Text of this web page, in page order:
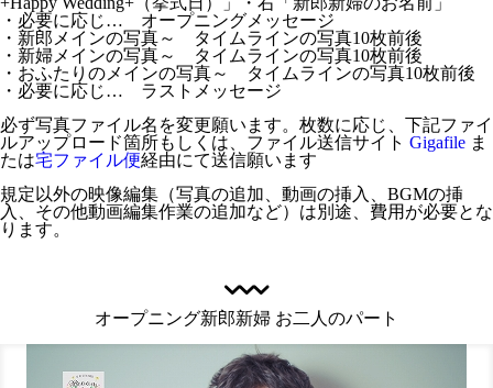
・必要に応じ… オープニングメッセージ
・新郎メインの写真～ タイムラインの写真10枚前後
・新婦メインの写真～ タイムラインの写真10枚前後
・おふたりのメインの写真～ タイムラインの写真10枚前後
・必要に応じ… ラストメッセージ
必ず写真ファイル名を変更願います。枚数に応じ、下記ファイ
ルアップロード箇所もしくは、ファイル送信サイト Gigafile ま
たは宅ファイル便経由にて送信願います
規定以外の映像編集（写真の追加、動画の挿入、BGMの挿
入、その他動画編集作業の追加など）は別途、費用が必要とな
ります。
オープニング新郎新婦 お二人のパート